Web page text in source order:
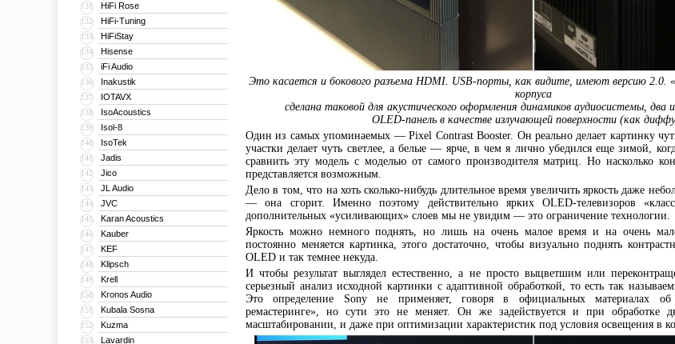
131 HiFi Rose
132 HiFi-Tuning
133 HiFiStay
134 Hisense
135 iFi Audio
136 Inakustik
137 IOTAVX
138 IsoAcoustics
139 Isol-8
140 IsoTek
141 Jadis
142 Jico
143 JL Audio
144 JVC
145 Karan Acoustics
146 Kauber
147 KEF
148 Klipsch
149 Krell
150 Kronos Audio
151 Kubala Sosna
152 Kuzma
153 Lavardin
Это касается и бокового разъема HDMI. USB-порты, как видите, имеют версию 2.0.
корпуса
сделана таковой для акустического оформления динамиков аудиосистемы, два
OLED-панель в качестве излучающей поверхности (как
Один из самых упоминаемых — Pixel Contrast Booster. Он реально делает картинку чуть
участки делает чуть светлее, а белые — ярче, в чем я лично убедился еще зимой,
сравнить эту модель с моделью от самого производителя матриц. Но насколько
представляется возможным.
Дело в том, что на хоть сколько-нибудь длительное время увеличить яркость даже
— она сгорит. Именно поэтому действительно ярких OLED-телевизоров
дополнительных «усиливающих» слоев мы не увидим — это ограничение технологии.
Яркость можно немного поднять, но лишь на очень малое время и на очень
постоянно меняется картинка, этого достаточно, чтобы визуально поднять
OLED и так темнее некуда.
И чтобы результат выглядел естественно, а не просто выцветшим или
серьезный анализ исходной картинки с адаптивной обработкой, то есть так
Это определение Sony не применяет, говоря в официальных материалах об
ремастеринге», но сути это не меняет. Он же задействуется и при обработке
масштабировании, и даже при оптимизации характеристик под условия освещения в